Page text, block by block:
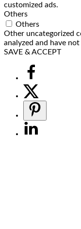
customized ads.
Others
Others
Other uncategorized
analyzed and have
SAVE & ACCEPT